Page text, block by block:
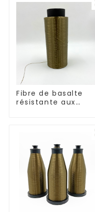
Fibre de basalte
résistante aux